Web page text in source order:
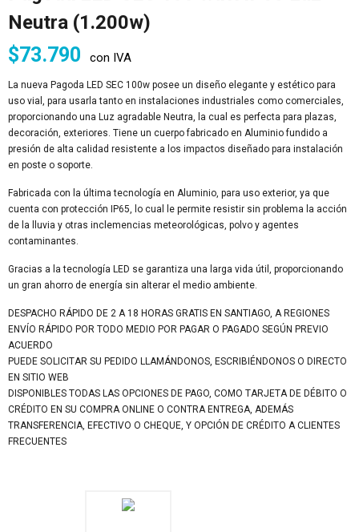
Neutra (1.200w)
$73.790 con IVA
La nueva Pagoda LED SEC 100w posee un diseño elegante y estético para
uso vial, para usarla tanto en instalaciones industriales como comerciales,
proporcionando una Luz agradable Neutra, la cual es perfecta para plazas,
decoración, exteriores. Tiene un cuerpo fabricado en Aluminio fundido a
presión de alta calidad resistente a los impactos diseñado para instalación
en poste o soporte.
Fabricada con la última tecnología en Aluminio, para uso exterior, ya que
cuenta con protección IP65, lo cual le permite resistir sin problema la acción
de la lluvia y otras inclemencias meteorológicas, polvo y agentes
contaminantes.
Gracias a la tecnología LED se garantiza una larga vida útil, proporcionando
un gran ahorro de energía sin alterar el medio ambiente.
DESPACHO RÁPIDO DE 2 A 18 HORAS GRATIS EN SANTIAGO, A REGIONES
ENVÍO RÁPIDO POR TODO MEDIO POR PAGAR O PAGADO SEGÚN PREVIO
ACUERDO
PUEDE SOLICITAR SU PEDIDO LLAMÁNDONOS, ESCRIBIÉNDONOS O DIRECTO
EN SITIO WEB
DISPONIBLES TODAS LAS OPCIONES DE PAGO, COMO TARJETA DE DÉBITO O
CRÉDITO EN SU COMPRA ONLINE O CONTRA ENTREGA, ADEMÁS
TRANSFERENCIA, EFECTIVO O CHEQUE, Y OPCIÓN DE CRÉDITO A CLIENTES
FRECUENTES